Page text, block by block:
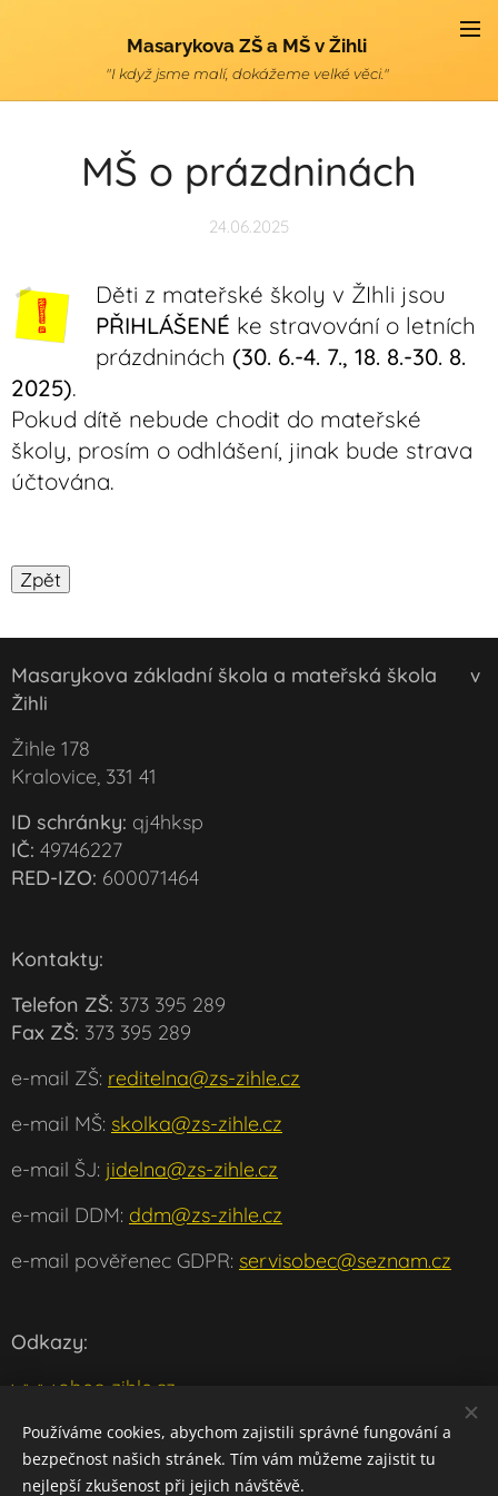
Masarykova ZŠ a MŠ v Žihli
"I když jsme malí, dokážeme velké věci."
MŠ o prázdninách
24.06.2025
Děti z mateřské školy v ŽIhli jsou
PŘIHLÁŠENÉ ke stravování o letních
prázdninách (30. 6.-4. 7., 18. 8.-30. 8.
2025).
Pokud dítě nebude chodit do mateřské
školy, prosím o odhlášení, jinak bude strava
účtována.
Masarykova základní škola a mateřská škola v
Žihli
Žihle 178
Kralovice, 331 41
ID schránky: qj4hksp
IČ: 49746227
RED-IZO: 600071464
Kontakty:
Telefon ZŠ: 373 395 289
Fax ZŠ: 373 395 289
e-mail ZŠ: reditelna@zs-zihle.cz
e-mail MŠ: skolka@zs-zihle.cz
e-mail ŠJ: jidelna@zs-zihle.cz
e-mail DDM: ddm@zs-zihle.cz
e-mail pověřenec GDPR: servisobec@seznam.cz
Odkazy:
www.obec-zihle.cz
www.msmt.cz
www.klaster-plasy.cz
Používáme cookies, abychom zajistili správné fungování a
bezpečnost našich stránek. Tím vám můžeme zajistit tu
nejlepší zkušenost při jejich návštěvě.